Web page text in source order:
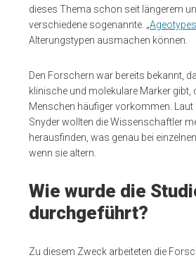
dieses Thema schon seit längerem
verschiedene sogenannte. „Ageotypes
Alterungstypen ausmachen können.
Den Forschern war bereits bekannt,
klinische und molekulare Marker gibt,
Menschen häufiger vorkommen. Laut
Snyder wollten die Wissenschaftler
herausfinden, was genau bei
wenn sie altern.
Wie wurde die
durchgeführt?
Zu diesem Zweck arbeiteten die